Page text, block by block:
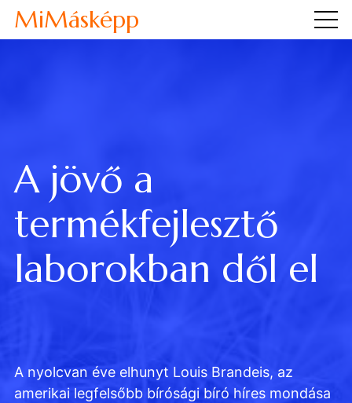
MiMásképp
A jövő a
termékfejlesztő
laborokban dől el
A nyolcvan éve elhunyt Louis Brandeis, az
amerikai legfelsőbb bírósági bíró híres mondása